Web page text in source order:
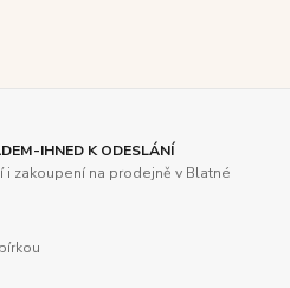
IHNED K ODESLÁNÍ
i zakoupení na prodejně v Blatné